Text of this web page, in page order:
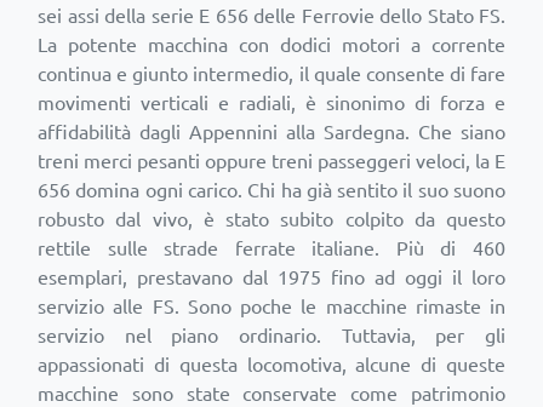
sei assi della serie E 656 delle Ferrovie dello Stato FS.
La potente macchina con dodici motori a corrente
continua e giunto intermedio, il quale consente di fare
movimenti verticali e radiali, è sinonimo di forza e
affidabilità dagli Appennini alla Sardegna. Che siano
treni merci pesanti oppure treni passeggeri veloci, la E
656 domina ogni carico. Chi ha già sentito il suo suono
robusto dal vivo, è stato subito colpito da questo
rettile sulle strade ferrate italiane. Più di 460
esemplari, prestavano dal 1975 fino ad oggi il loro
servizio alle FS. Sono poche le macchine rimaste in
servizio nel piano ordinario. Tuttavia, per gli
appassionati di questa locomotiva, alcune di queste
macchine sono state conservate come patrimonio